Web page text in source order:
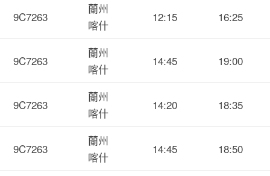
9C7263
蘭州
喀什
12:15 16:25
9C7263
蘭州
喀什
14:45 19:00
9C7263
蘭州
喀什
14:20 18:35
9C7263
蘭州
喀什
14:45 18:50